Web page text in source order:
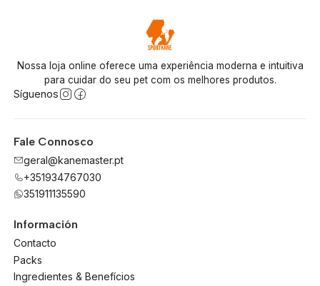
Nossa loja online oferece uma experiência moderna e intuitiva
para cuidar do seu pet com os melhores produtos.
Síguenos
Fale Connosco
geral@kanemaster.pt
+351934767030
351911135590
Información
Contacto
Packs
Ingredientes & Benefícios